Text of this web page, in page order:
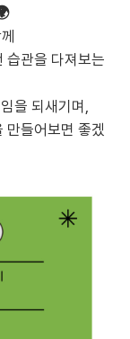
습관을 다져보는
임을 되새기며,
만들어보면 좋겠